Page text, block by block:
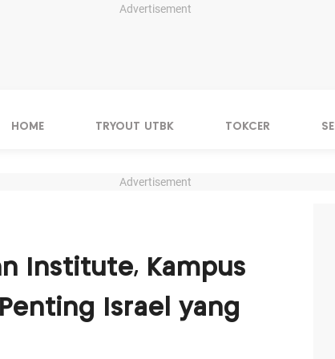
Advertisement
HOME TRYOUT UTBK TOKCER
Advertisement
Institute, Kampus
Israel yang